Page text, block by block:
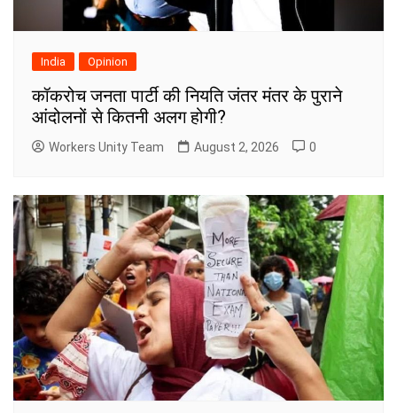
India Opinion
कॉकरोच जनता पार्टी की नियति जंतर मंतर के पुराने
आंदोलनों से कितनी अलग होगी?
Workers Unity Team August 2, 2026 0